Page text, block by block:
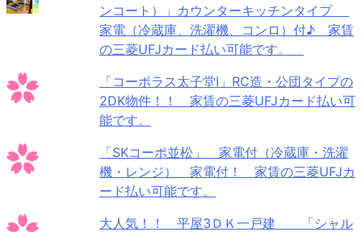
ンコート）」カウンターキッチンタイプ
家電（冷蔵庫、洗濯機、コンロ）付♪ 家賃
の三菱UFJカード払い可能です。
「コーポラス太子堂Ⅰ」RC造・公団タイプの
2DK物件！！ 家賃の三菱UFJカード払い可
能です。
「SKコーポ並松」 家電付（冷蔵庫・洗濯
機・レンジ） 家電付！ 家賃の三菱UFJカ
ード払い可能です。
大人気！！ 平屋3ＤＫ一戸建 「シャル